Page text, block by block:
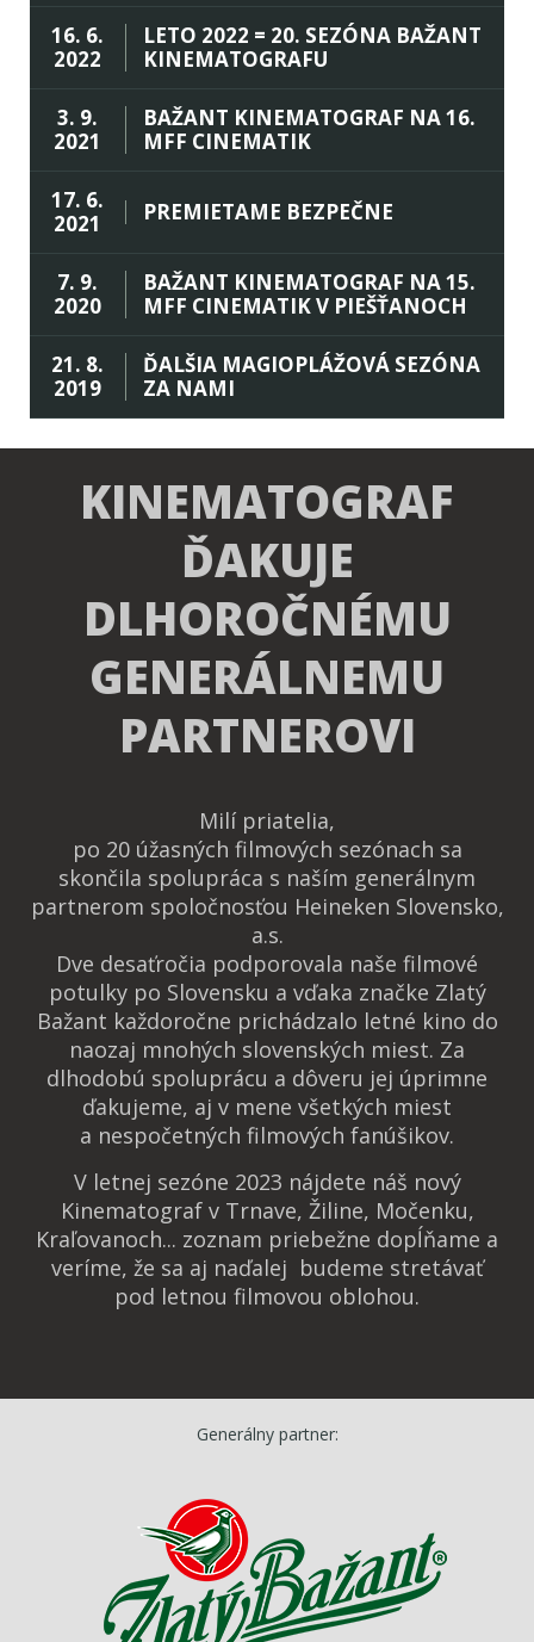
16. 6.
2022
LETO 2022 = 20. SEZÓNA BAŽANT
KINEMATOGRAFU
3. 9.
2021
BAŽANT KINEMATOGRAF NA 16.
MFF CINEMATIK
17. 6.
2021
PREMIETAME BEZPEČNE
7. 9.
2020
BAŽANT KINEMATOGRAF NA 15.
MFF CINEMATIK V PIEŠŤANOCH
21. 8.
2019
ĎALŠIA MAGIOPLÁŽOVÁ SEZÓNA
ZA NAMI
KINEMATOGRAF
ĎAKUJE
DLHOROČNÉMU
GENERÁLNEMU
PARTNEROVI
Milí priatelia,
po 20 úžasných filmových sezónach sa
skončila spolupráca s naším generálnym
partnerom spoločnosťou Heineken Slovensko,
a.s.
Dve desaťročia podporovala naše filmové
potulky po Slovensku a vďaka značke Zlatý
Bažant každoročne prichádzalo letné kino do
naozaj mnohých slovenských miest. Za
dlhodobú spoluprácu a dôveru jej úprimne
ďakujeme, aj v mene všetkých miest
a nespočetných filmových fanúšikov.
V letnej sezóne 2023 nájdete náš nový
Kinematograf v Trnave, Žiline, Močenku,
Kraľovanoch... zoznam priebežne dopĺňame a
veríme, že sa aj naďalej budeme stretávať
pod letnou filmovou oblohou.
Generálny partner: